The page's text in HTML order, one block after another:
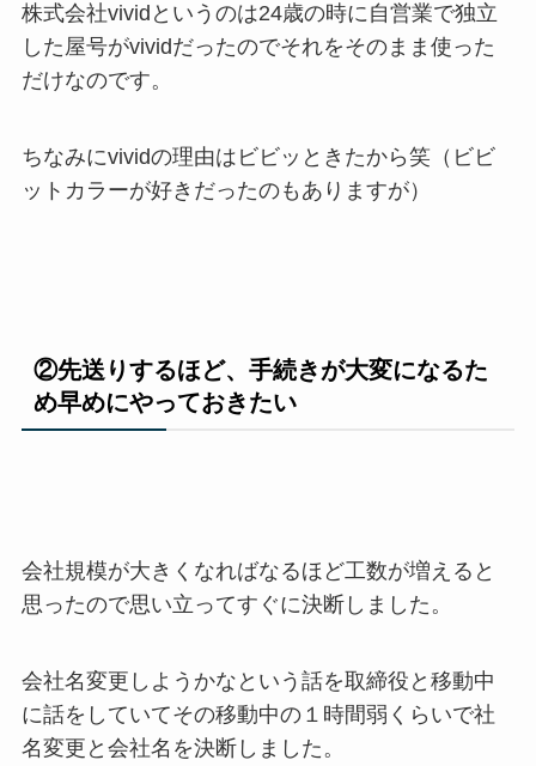
株式会社vividというのは24歳の時に自営業で独立
した屋号がvividだったのでそれをそのまま使った
だけなのです。
ちなみにvividの理由はビビッときたから笑（ビビ
ットカラーが好きだったのもありますが）
②先送りするほど、手続きが大変になるた
め早めにやっておきたい
会社規模が大きくなればなるほど工数が増えると
思ったので思い立ってすぐに決断しました。
会社名変更しようかなという話を取締役と移動中
に話をしていてその移動中の１時間弱くらいで社
名変更と会社名を決断しました。